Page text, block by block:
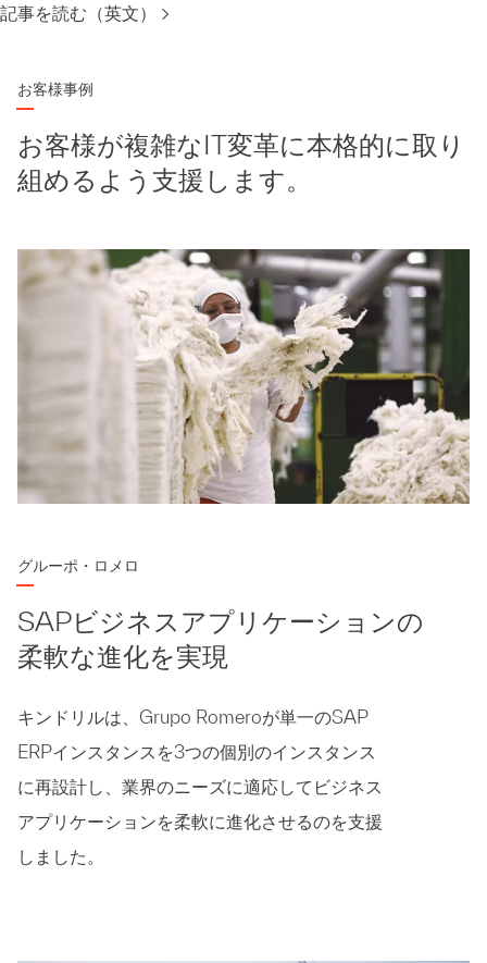
記事を読む（英文）
お客様事例
お客様が複雑なIT変革に本格的に取り
組めるよう支援します。
グルーポ・ロメロ
SAPビジネスアプリケーションの
柔軟な進化を実現
キンドリルは、Grupo Romeroが単一のSAP
ERPインスタンスを3つの個別のインスタンス
に再設計し、業界のニーズに適応してビジネス
アプリケーションを柔軟に進化させるのを支援
しました。